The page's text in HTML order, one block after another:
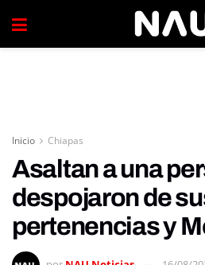
Inicio Chiapas
Asaltan a una
despojaron de
pertenencias y